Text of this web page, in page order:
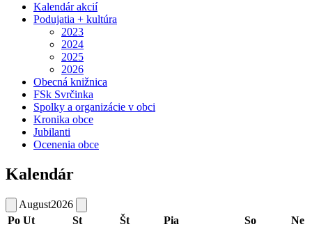
Kalendár akcií
Podujatia + kultúra
2023
2024
2025
2026
Obecná knižnica
FSk Svrčinka
Spolky a organizácie v obci
Kronika obce
Jubilanti
Ocenenia obce
Kalendár
August2026
Po Ut St Št Pia So Ne